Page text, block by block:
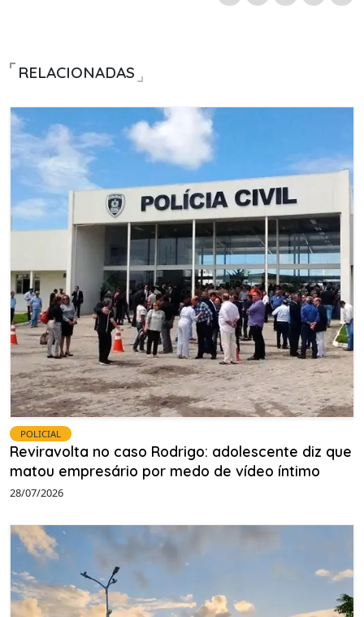
RELACIONADAS
POLICIAL
Reviravolta no caso Rodrigo: adolescente diz que
matou empresário por medo de vídeo íntimo
28/07/2026